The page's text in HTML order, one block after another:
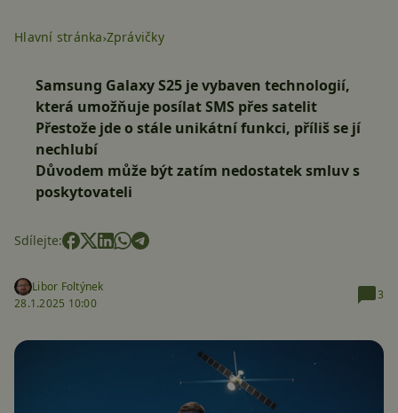
Hlavní stránka Zprávičky
Samsung Galaxy S25 je vybaven technologií,
která umožňuje posílat SMS přes satelit
Přestože jde o stále unikátní funkci, příliš se jí
nechlubí
Důvodem může být zatím nedostatek smluv s
poskytovateli
Sdílejte:
Libor Foltýnek
28.1.2025 10:00
3